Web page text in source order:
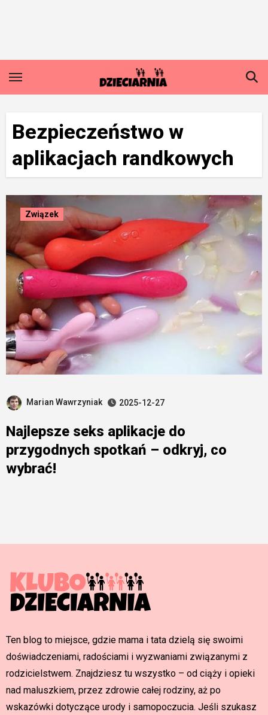
Bezpieczeństwo w
aplikacjach randkowych
Związek
Marian Wawrzyniak 2025-12-27
Najlepsze seks aplikacje do
przygodnych spotkań – odkryj, co
wybrać!
Ten blog to miejsce, gdzie mama i tata dzielą się swoimi
doświadczeniami, radościami i wyzwaniami związanymi z
rodzicielstwem. Znajdziesz tu wszystko – od ciąży i opieki
nad maluszkiem, przez zdrowie całej rodziny, aż po
wskazówki dotyczące urody i samopoczucia. Jeśli szukasz